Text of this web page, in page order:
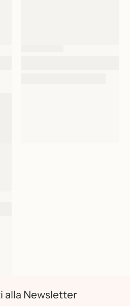
alla Newsletter